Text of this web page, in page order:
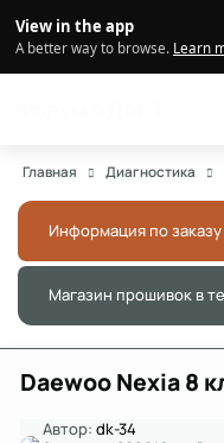
View in the app
A better way to browse. Learn
Главная Диагностика
Информация по
Магазин прошивок в
Daewoo Nexia 8
Автор:dk-34